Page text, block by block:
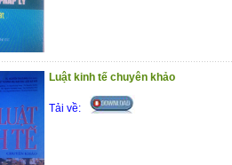
Luật kinh tế chuyên khảo
Tải về: